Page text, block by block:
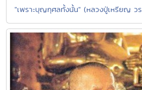
"เพราะบุญกุศลทั้งนั้น" (หลวงปู่เหรียญ วร